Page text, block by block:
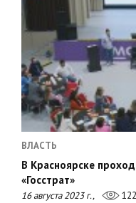
ВЛАСТЬ
В Красноярске
«Госстрат»
16 августа 2023 г.,